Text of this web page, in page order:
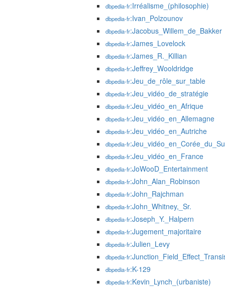
dbpedia-fr:Irréalisme_(philosophie)
dbpedia-fr:Ivan_Polzounov
dbpedia-fr:Jacobus_Willem_de_Bakker
dbpedia-fr:James_Lovelock
dbpedia-fr:James_R._Killian
dbpedia-fr:Jeffrey_Wooldridge
dbpedia-fr:Jeu_de_rôle_sur_table
dbpedia-fr:Jeu_vidéo_de_stratégie
dbpedia-fr:Jeu_vidéo_en_Afrique
dbpedia-fr:Jeu_vidéo_en_Allemagne
dbpedia-fr:Jeu_vidéo_en_Autriche
dbpedia-fr
dbpedia-fr:Jeu_vidéo_en_France
dbpedia-fr:JoWooD_Entertainment
dbpedia-fr:John_Alan_Robinson
dbpedia-fr:John_Rajchman
dbpedia-fr:John_Whitney,_Sr.
dbpedia-fr:Joseph_Y._Halpern
dbpedia-fr:Jugement_majoritaire
dbpedia-fr:Julien_Levy
dbpedia-fr
dbpedia-fr:K-129
dbpedia-fr:Kevin_Lynch_(urbaniste)